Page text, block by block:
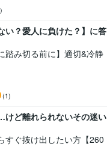
い？愛人に負けた？】に答
踏み切る前に】適切&冷静
(1)
けど離れられないその迷い
すぐ抜け出したい方【260